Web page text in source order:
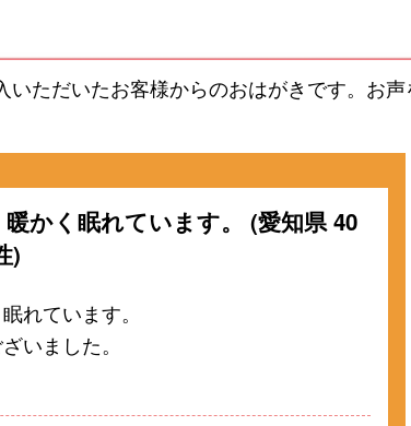
いただいたお客様からのおはがきです。お
暖かく眠れています。 (愛知県 40
)
れています。
いました。